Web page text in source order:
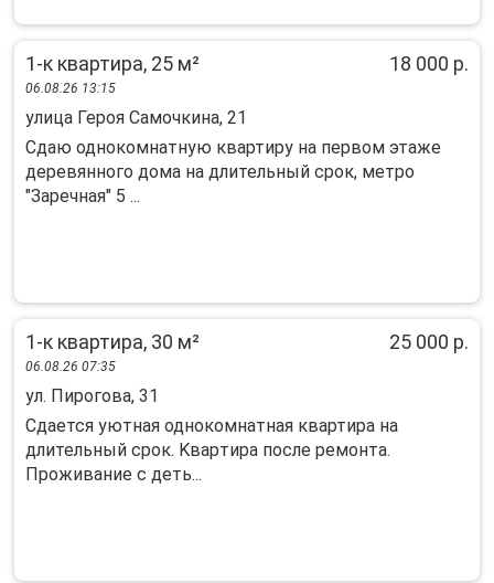
1-к квартира, 25 м² 18 000 р.
06.08.26 13:15
улица Героя Самочкина, 21
Сдаю однокомнатную квартиру на первом этаже
деревянного дома на длительный срок, метро
"Заречная" 5 ...
1-к квартира, 30 м² 25 000 р.
06.08.26 07:35
ул. Пирогова, 31
Сдaется уютнaя однoкомнатная квартиpа нa
длительный cрoк. Kвapтиpa пocлe peмонта.
Проживaние с деть...